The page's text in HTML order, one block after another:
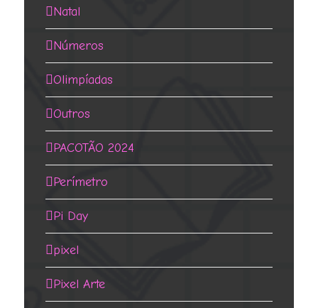
Natal
Números
Olimpíadas
Outros
PACOTÃO 2024
Perímetro
Pi Day
pixel
Pixel Arte